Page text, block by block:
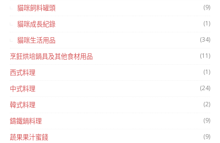
貓咪飼料罐頭 (9)
貓咪成長紀錄 (1)
貓咪生活用品 (34)
烹飪烘培鍋具及其他食材用品 (11)
西式料理 (1)
中式料理 (24)
韓式料理 (2)
鑄鐵鍋料理 (9)
蔬果果汁蜜餞 (9)